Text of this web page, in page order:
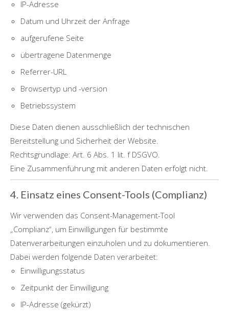
IP-Adresse
Datum und Uhrzeit der Anfrage
aufgerufene Seite
übertragene Datenmenge
Referrer-URL
Browsertyp und -version
Betriebssystem
Diese Daten dienen ausschließlich der technischen
Bereitstellung und Sicherheit der Website.
Rechtsgrundlage: Art. 6 Abs. 1 lit. f DSGVO.
Eine Zusammenführung mit anderen Daten erfolgt nicht.
4. Einsatz eines Consent-Tools (Complianz)
Wir verwenden das Consent-Management-Tool
„Complianz“, um Einwilligungen für bestimmte
Datenverarbeitungen einzuholen und zu dokumentieren.
Dabei werden folgende Daten verarbeitet:
Einwilligungsstatus
Zeitpunkt der Einwilligung
IP-Adresse (gekürzt)